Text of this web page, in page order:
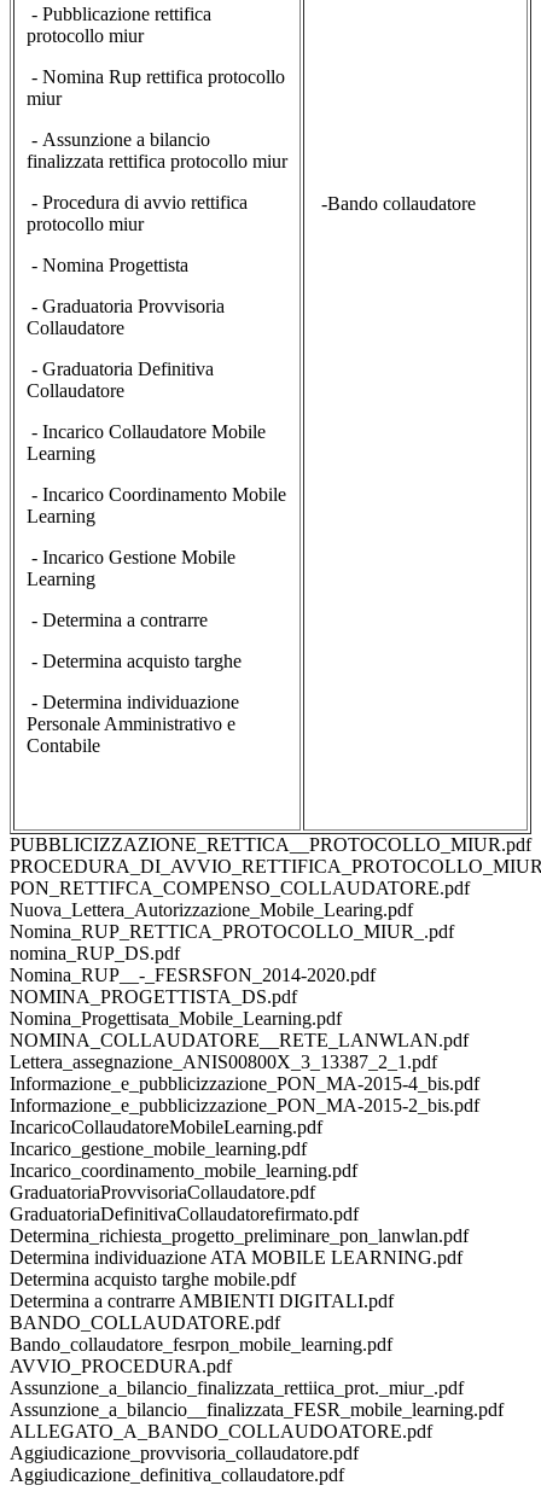
- Pubblicazione rettifica
protocollo miur
- Nomina Rup rettifica protocollo
miur
- Assunzione a bilancio
finalizzata rettifica protocollo miur
- Procedura di avvio rettifica
protocollo miur
- Nomina Progettista
- Graduatoria Provvisoria
Collaudatore
- Graduatoria Definitiva
Collaudatore
- Incarico Collaudatore Mobile
Learning
- Incarico Coordinamento Mobile
Learning
- Incarico Gestione Mobile
Learning
- Determina a contrarre
- Determina acquisto targhe
- Determina individuazione
Personale Amministrativo e
Contabile
-Bando collaudatore
PUBBLICIZZAZIONE_RETTICA__PROTOCOLLO_MIUR.pdf
PON_RETTIFCA_COMPENSO_COLLAUDATORE.pdf
Nuova_Lettera_Autorizzazione_Mobile_Learing.pdf
Nomina_RUP_RETTICA_PROTOCOLLO_MIUR_.pdf
nomina_RUP_DS.pdf
Nomina_RUP__-_FESRSFON_2014-2020.pdf
NOMINA_PROGETTISTA_DS.pdf
Nomina_Progettisata_Mobile_Learning.pdf
NOMINA_COLLAUDATORE__RETE_LANWLAN.pdf
Lettera_assegnazione_ANIS00800X_3_13387_2_1.pdf
Informazione_e_pubblicizzazione_PON_MA-2015-4_bis.pdf
Informazione_e_pubblicizzazione_PON_MA-2015-2_bis.pdf
IncaricoCollaudatoreMobileLearning.pdf
Incarico_gestione_mobile_learning.pdf
Incarico_coordinamento_mobile_learning.pdf
GraduatoriaProvvisoriaCollaudatore.pdf
GraduatoriaDefinitivaCollaudatorefirmato.pdf
Determina_richiesta_progetto_preliminare_pon_lanwlan.pdf
Determina individuazione ATA MOBILE LEARNING.pdf
Determina acquisto targhe mobile.pdf
Determina a contrarre AMBIENTI DIGITALI.pdf
BANDO_COLLAUDATORE.pdf
Bando_collaudatore_fesrpon_mobile_learning.pdf
AVVIO_PROCEDURA.pdf
Assunzione_a_bilancio_finalizzata_rettiica_prot._miur_.pdf
Assunzione_a_bilancio__finalizzata_FESR_mobile_learning.pdf
ALLEGATO_A_BANDO_COLLAUDOATORE.pdf
Aggiudicazione_provvisoria_collaudatore.pdf
Aggiudicazione_definitiva_collaudatore.pdf